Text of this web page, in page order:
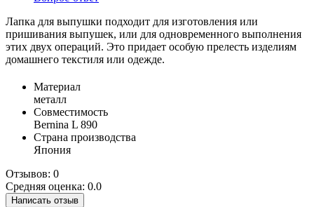
Лапка для выпушки подходит для изготовления или
пришивания выпушек, или для одновременного выполнения
этих двух операций. Это придает особую прелесть изделиям
домашнего текстиля или одежде.
Материал
металл
Совместимость
Bernina L 890
Страна производства
Япония
Отзывов: 0
Средняя оценка: 0.0
Написать отзыв